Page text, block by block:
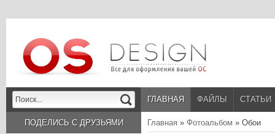
ГЛАВНАЯ ФАЙЛЫ СТАТЬИ
ПОДЕЛИСЬ С ДРУЗЬЯМИ Главная » Фотоальбом » Обои